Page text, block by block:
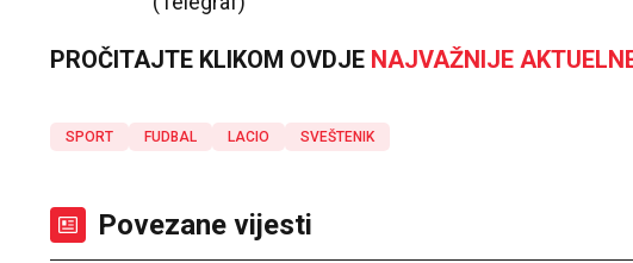
PROČITAJTE KLIKOM OVDJE NAJVAŽNIJE
SPORT FUDBAL LACIO SVEŠTENIK
Povezane vijesti